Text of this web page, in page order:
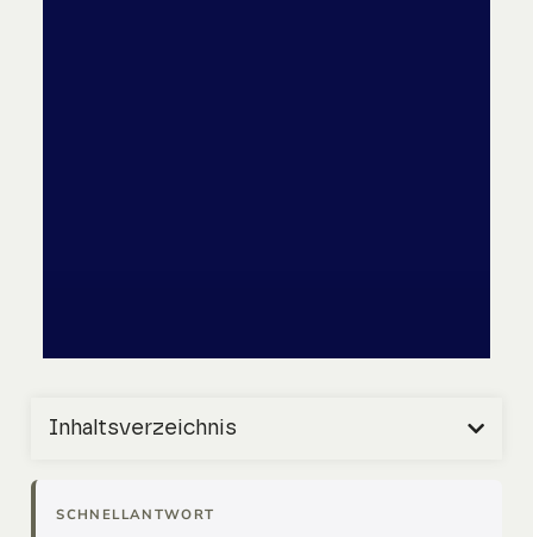
Inhaltsverzeichnis
SCHNELLANTWORT